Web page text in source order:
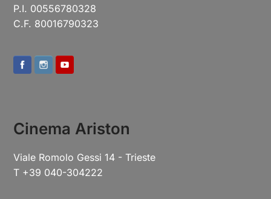
P.I. 00556780328
C.F. 80016790323
Cinema Ariston
Viale Romolo Gessi 14 - Trieste
T +39 040-304222